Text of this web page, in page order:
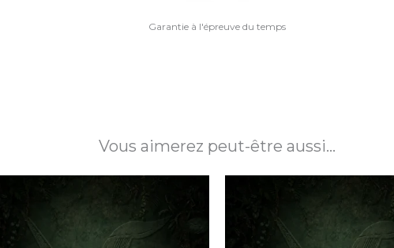
Garantie à l'épreuve du temps
Vous aimerez peut-être aussi…